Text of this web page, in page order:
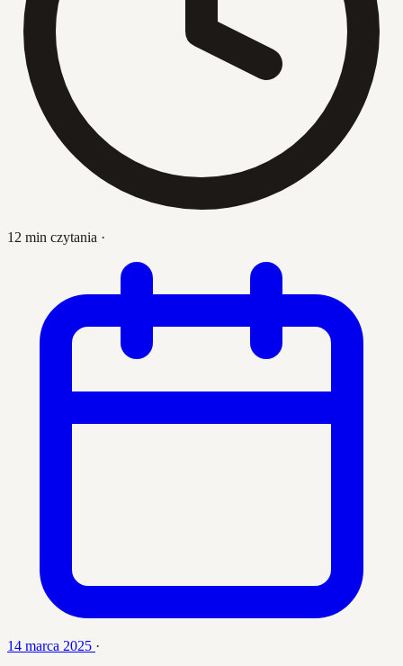
12 min czytania ·
14 marca 2025 ·